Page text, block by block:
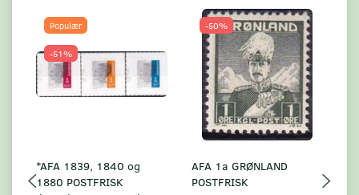
Populær
-51%
*AFA 1839, 1840 og
1880 POSTFRISK
-50%
AFA 1a GRØNLAND
POSTFRISK